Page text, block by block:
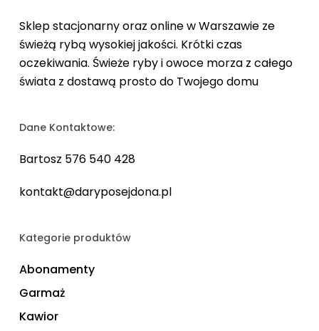
Sklep stacjonarny oraz online w Warszawie ze
świeżą rybą wysokiej jakości. Krótki czas
oczekiwania. Świeże ryby i owoce morza z całego
świata z dostawą prosto do Twojego domu
Dane Kontaktowe:
Bartosz 576 540 428
kontakt@daryposejdona.pl
Kategorie produktów
Abonamenty
Garmaż
Kawior